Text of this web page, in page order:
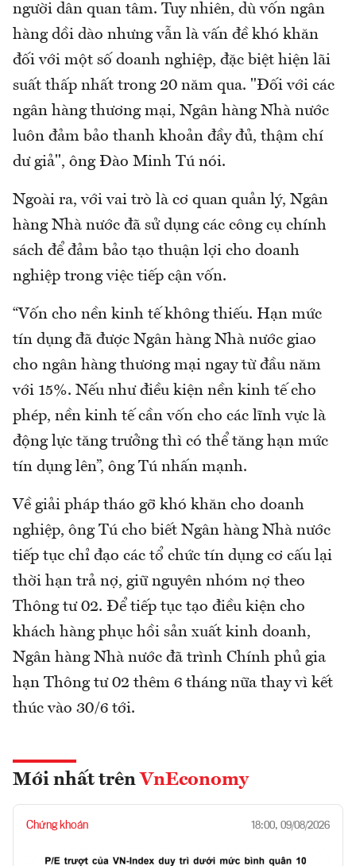
người dân quan tâm. Tuy nhiên, dù vốn ngân
hàng dồi dào nhưng vẫn là vấn đề khó khăn
đối với một số doanh nghiệp, đặc biệt hiện lãi
suất thấp nhất trong 20 năm qua. "Đối với các
ngân hàng thương mại, Ngân hàng Nhà nước
luôn đảm bảo thanh khoản đầy đủ, thậm chí
dư giả", ông Đào Minh Tú nói.
Ngoài ra, với vai trò là cơ quan quản lý, Ngân
hàng Nhà nước đã sử dụng các công cụ chính
sách để đảm bảo tạo thuận lợi cho doanh
nghiệp trong việc tiếp cận vốn.
“Vốn cho nền kinh tế không thiếu. Hạn mức
tín dụng đã được Ngân hàng Nhà nước giao
cho ngân hàng thương mại ngay từ đầu năm
với 15%. Nếu như điều kiện nền kinh tế cho
phép, nền kinh tế cần vốn cho các lĩnh vực là
động lực tăng trưởng thì có thể tăng hạn mức
tín dụng lên”, ông Tú nhấn mạnh.
Về giải pháp tháo gỡ khó khăn cho doanh
nghiệp, ông Tú cho biết Ngân hàng Nhà nước
tiếp tục chỉ đạo các tổ chức tín dụng cơ cấu lại
thời hạn trả nợ, giữ nguyên nhóm nợ theo
Thông tư 02. Để tiếp tục tạo điều kiện cho
khách hàng phục hồi sản xuất kinh doanh,
Ngân hàng Nhà nước đã trình Chính phủ gia
hạn Thông tư 02 thêm 6 tháng nữa thay vì kết
thúc vào 30/6 tới.
Mới nhất trên VnEconomy
Chứng khoán 18:00, 09/08/2026